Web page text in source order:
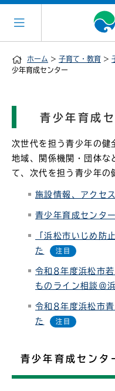
ホーム > 子育て・教育 >
少年育成センター
青少年育成
次世代を担う青少年の健
地域、関係機関・団体な
て、次代を担う青少年の
施設情報、アクセス
青少年育成センタ
「浜松市いじめ防
た
令和8年度浜松市
ものライン相談＠
令和8年度浜松市
た
青少年育成センタ